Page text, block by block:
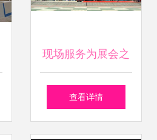
现场服务为展会之
旅添姿增色
查看详情